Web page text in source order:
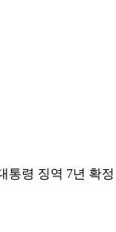
통령 징역 7년 확정